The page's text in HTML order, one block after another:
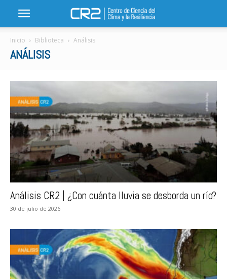
Inicio Biblioteca Análisis
ANÁLISIS
Análisis CR2 | ¿Con cuánta lluvia se desborda un río?
30 de julio de 2026